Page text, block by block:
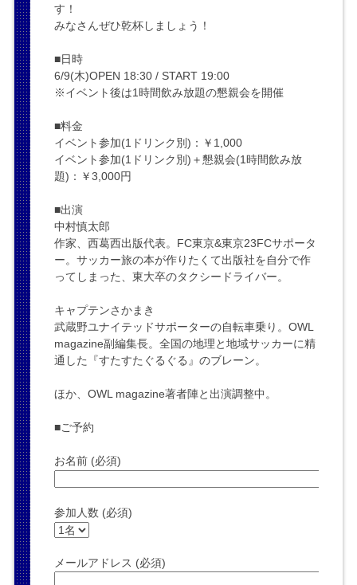
す！
みなさんぜひ乾杯しましょう！
■日時
6/9(木)OPEN 18:30 / START 19:00
※イベント後は1時間飲み放題の懇親会を開催
■料金
イベント参加(1ドリンク別)：￥1,000
イベント参加(1ドリンク別)＋懇親会(1時間飲み放
題)：￥3,000円
■出演
中村慎太郎
作家、西葛西出版代表。FC東京&東京23FCサポータ
ー。サッカー旅の本が作りたくて出版社を自分で作
ってしまった、東大卒のタクシードライバー。
キャプテンさかまき
武蔵野ユナイテッドサポーターの自転車乗り。OWL
magazine副編集長。全国の地理と地域サッカーに精
通した『すたすたぐるぐる』のブレーン。
ほか、OWL magazine著者陣と出演調整中。
■ご予約
お名前 (必須)
参加人数 (必須)
メールアドレス (必須)